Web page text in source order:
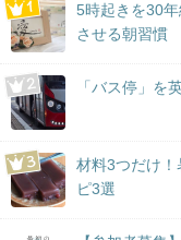
5時起きを30
させる朝習慣
「バス停」を
材料3つだけ
ピ3選